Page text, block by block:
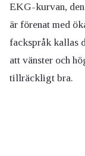
EKG-kurvan,
är förenat med
fackspråk kallas
att vänster och
tillräckligt bra.